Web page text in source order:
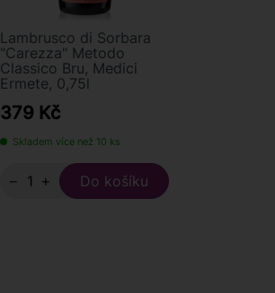
Lambrusco di Sorbara
"Carezza" Metodo
Classico Bru, Medici
Ermete, 0,75l
379 Kč
Skladem více než 10 ks
− +